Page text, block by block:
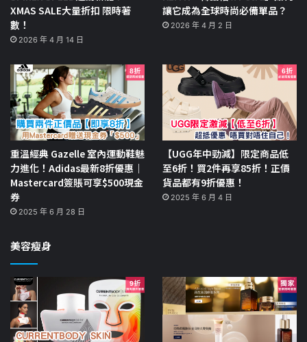
XMAS SALE大量折扣 限時著
數！
2026 年 4 月 14 日
讓它成為全球時尚必備單品？
2026 年 4 月 2 日
重溫經典 Gazelle 室內運動鞋魅
力進化！Adidas最新8折優惠｜
Mastercard簽賬可享$500現金
券
2025 年 6 月 28 日
【UGG年中勁減】限定商品低
至6折！買2件再享85折！正價
貨品都有9折優惠！
2025 年 6 月 4 日
美容瘦身